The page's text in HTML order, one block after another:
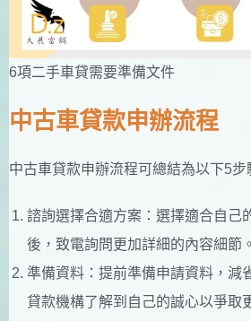
6項二手車貸需要準備文件
中古車貸款申辦流程
中古車貸款申辦流程可總結為以下5步
諮詢選擇合適方案：選擇適合自己
後，致電詢問更加詳細的內容細節。
準備資料：提前準備申請資料，減
貸款機構了解到自己的誠心以爭取